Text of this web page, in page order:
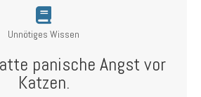
Unnötiges Wissen
panische Angst vor
Katzen.